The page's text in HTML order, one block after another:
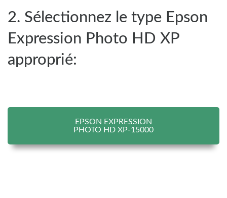
2. Sélectionnez le type Epson
Expression Photo HD XP
approprié:
EPSON EXPRESSION
PHOTO HD XP-15000